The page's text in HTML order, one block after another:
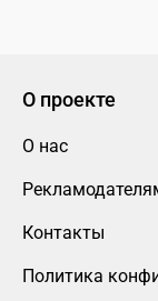
О проекте
О нас
Контакты
Политика